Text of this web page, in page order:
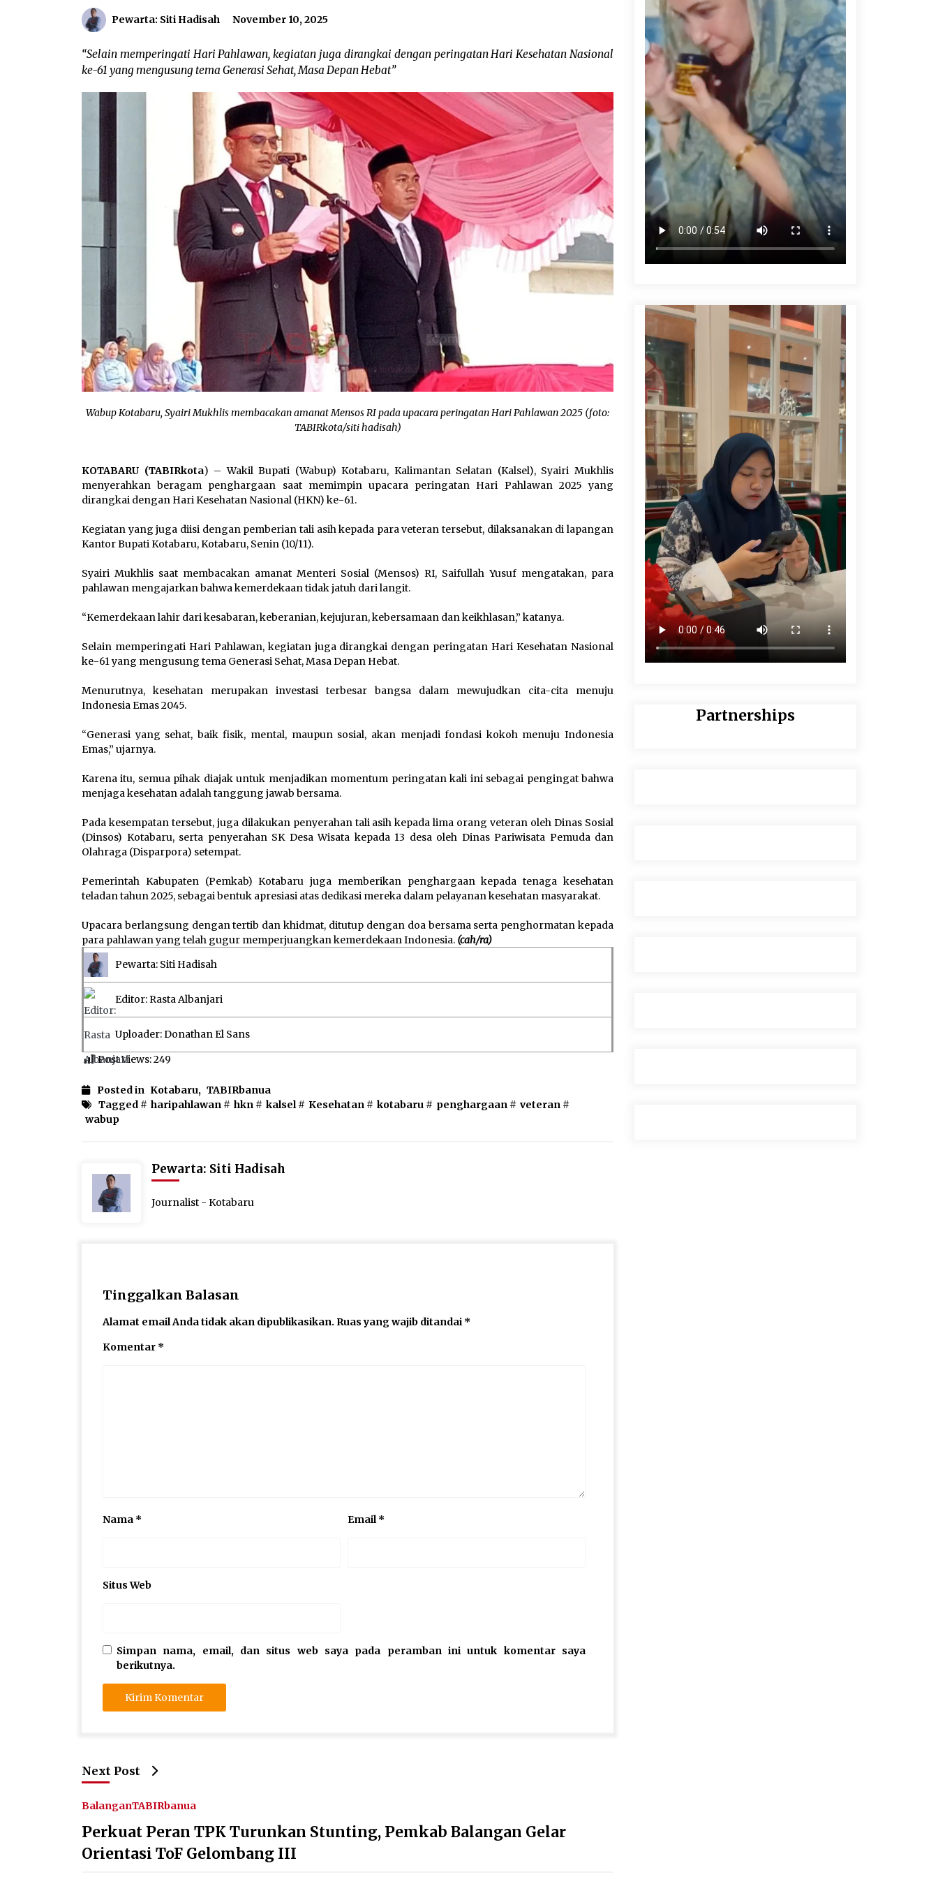
Pewarta: Siti Hadisah November 10, 2025
“Selain memperingati Hari Pahlawan, kegiatan juga dirangkai dengan peringatan Hari Kesehatan Nasional
ke-61 yang mengusung tema Generasi Sehat, Masa Depan Hebat”
Wabup Kotabaru, Syairi Mukhlis membacakan amanat Mensos RI pada upacara peringatan Hari Pahlawan 2025 (foto:
TABIRkota/siti hadisah)
KOTABARU (TABIRkota) – Wakil Bupati (Wabup) Kotabaru, Kalimantan Selatan (Kalsel), Syairi Mukhlis
menyerahkan beragam penghargaan saat memimpin upacara peringatan Hari Pahlawan 2025 yang
dirangkai dengan Hari Kesehatan Nasional (HKN) ke-61.
Kegiatan yang juga diisi dengan pemberian tali asih kepada para veteran tersebut, dilaksanakan di lapangan
Kantor Bupati Kotabaru, Kotabaru, Senin (10/11).
Syairi Mukhlis saat membacakan amanat Menteri Sosial (Mensos) RI, Saifullah Yusuf mengatakan, para
pahlawan mengajarkan bahwa kemerdekaan tidak jatuh dari langit.
“Kemerdekaan lahir dari kesabaran, keberanian, kejujuran, kebersamaan dan keikhlasan,” katanya.
Selain memperingati Hari Pahlawan, kegiatan juga dirangkai dengan peringatan Hari Kesehatan Nasional
ke-61 yang mengusung tema Generasi Sehat, Masa Depan Hebat.
Menurutnya, kesehatan merupakan investasi terbesar bangsa dalam mewujudkan cita-cita menuju
Indonesia Emas 2045.
“Generasi yang sehat, baik fisik, mental, maupun sosial, akan menjadi fondasi kokoh menuju Indonesia
Emas,” ujarnya.
Karena itu, semua pihak diajak untuk menjadikan momentum peringatan kali ini sebagai pengingat bahwa
menjaga kesehatan adalah tanggung jawab bersama.
Pada kesempatan tersebut, juga dilakukan penyerahan tali asih kepada lima orang veteran oleh Dinas Sosial
(Dinsos) Kotabaru, serta penyerahan SK Desa Wisata kepada 13 desa oleh Dinas Pariwisata Pemuda dan
Olahraga (Disparpora) setempat.
Pemerintah Kabupaten (Pemkab) Kotabaru juga memberikan penghargaan kepada tenaga kesehatan
teladan tahun 2025, sebagai bentuk apresiasi atas dedikasi mereka dalam pelayanan kesehatan masyarakat.
Upacara berlangsung dengan tertib dan khidmat, ditutup dengan doa bersama serta penghormatan kepada
para pahlawan yang telah gugur memperjuangkan kemerdekaan Indonesia. (cah/ra)
Pewarta: Siti Hadisah
Editor: Rasta Albanjari
Uploader: Donathan El Sans
Post Views:249
Posted in Kotabaru, TABIRbanua
Tagged # haripahlawan # hkn # kalsel # Kesehatan # kotabaru # penghargaan # veteran #
wabup
Pewarta: Siti Hadisah
Journalist - Kotabaru
Tinggalkan Balasan
Alamat email Anda tidak akan dipublikasikan. Ruas yang wajib ditandai *
Komentar *
Nama * Email*
Situs Web
Simpan nama, email, dan situs web saya pada peramban ini untuk komentar saya
berikutnya.
Next Post
BalanganTABIRbanua
Perkuat Peran TPK Turunkan Stunting, Pemkab Balangan Gelar
Orientasi ToF Gelombang III
Partnerships